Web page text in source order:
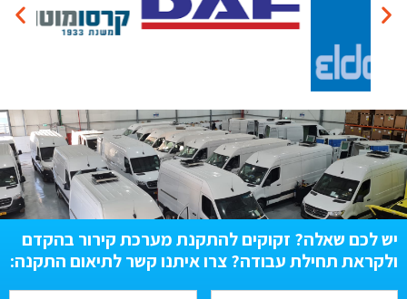
יש לכם שאלה? זקוקים להתקנת מערכת קירור בהקדם
ולקראת תחילת עבודה? צרו איתנו קשר לתיאום התקנה: